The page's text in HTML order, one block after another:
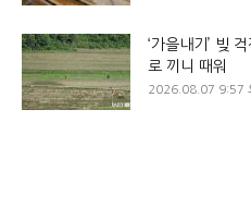
‘가을내기’ 빚
로 끼니 때워
2026.08.07 9:57